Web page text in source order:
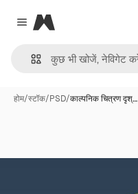
Close menu
Magnific
होम/स्टॉक/PSD/काल्पनिक चित्रण दृश्…